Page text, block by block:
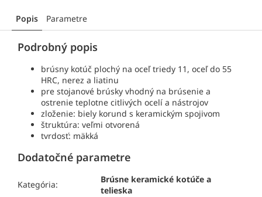
Popis Parametre
Podrobný popis
brúsny kotúč plochý na oceľ triedy 11, oceľ do 55
HRC, nerez a liatinu
pre stojanové brúsky vhodný na brúsenie a
ostrenie teplotne citlivých ocelí a nástrojov
zloženie: biely korund s keramickým spojivom
štruktúra: veľmi otvorená
tvrdosť: mäkká
Dodatočné parametre
Kategória:
Brúsne keramické kotúče a
telieska